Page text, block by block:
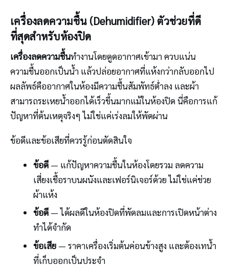
เครื่องลดความชื้น (Dehumidifier) ตัวช่วยที่ดี
ที่สุดสำหรับห้องปิด
เครื่องลดความชื้นทำงานโดยดูดอากาศเข้ามา ควบแน่น
ความชื้นออกเป็นน้ำ แล้วปล่อยอากาศที่แห้งกว่ากลับออกไป
ผลลัพธ์คืออากาศในห้องมีความชื้นสัมพัทธ์ต่ำลง และผ้า
สามารถระเหยน้ำออกได้เร็วขึ้นมากแม้ในห้องปิด นี่คือการแก้
ปัญหาที่ต้นเหตุจริงๆ ไม่ใช่แค่เร่งลมให้พัดผ่าน
ข้อดีและข้อเสียที่ควรรู้ก่อนตัดสินใจ
ข้อดี— แก้ปัญหาความชื้นในห้องโดยรวม ลดความ
เสี่ยงเชื้อราบนผนังและเฟอร์นิเจอร์ด้วย ไม่ใช่แค่ช่วย
ผ้าแห้ง
ข้อดี— ได้ผลดีในห้องปิดที่พัดลมและการเปิดหน้าต่าง
ทำได้จำกัด
ข้อเสีย— ราคาเครื่องเริ่มต้นค่อนข้างสูง และต้องเทน้ำ
ที่เก็บออกเป็นประจำ